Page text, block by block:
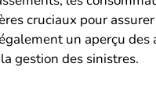
cruciaux pour
un aperçu
gestion des sinistres.